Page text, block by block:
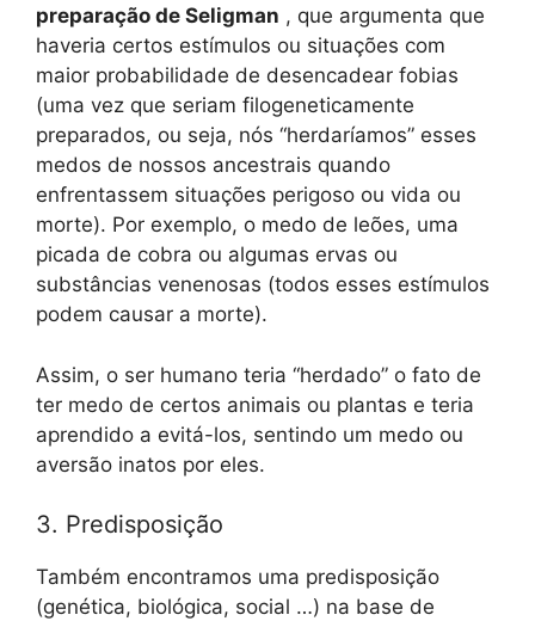
preparação de Seligman , que argumenta que
haveria certos estímulos ou situações com
maior probabilidade de desencadear fobias
(uma vez que seriam filogeneticamente
preparados, ou seja, nós “herdaríamos” esses
medos de nossos ancestrais quando
enfrentassem situações perigoso ou vida ou
morte). Por exemplo, o medo de leões, uma
picada de cobra ou algumas ervas ou
substâncias venenosas (todos esses estímulos
podem causar a morte).
Assim, o ser humano teria “herdado” o fato de
ter medo de certos animais ou plantas e teria
aprendido a evitá-los, sentindo um medo ou
aversão inatos por eles.
3. Predisposição
Também encontramos uma predisposição
(genética, biológica, social …) na base de